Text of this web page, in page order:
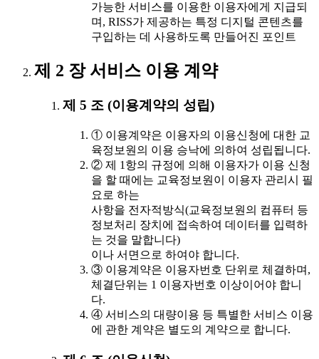
가능한 서비스를 이용한 이용자에게 지급되
며, RISS가 제공하는 특정 디지털 콘텐츠를
구입하는 데 사용하도록 만들어진 포인트
제 2 장 서비스 이용 계약
제 5 조 (이용계약의 성립)
① 이용계약은 이용자의 이용신청에 대한 교
육정보원의 이용 승낙에 의하여 성립됩니다.
② 제 1항의 규정에 의해 이용자가 이용 신청
을 할 때에는 교육정보원이 이용자 관리시 필
요로 하는
사항을 전자적방식(교육정보원의 컴퓨터 등
정보처리 장치에 접속하여 데이터를 입력하
는 것을 말합니다)
이나 서면으로 하여야 합니다.
③ 이용계약은 이용자번호 단위로 체결하며,
체결단위는 1 이용자번호 이상이어야 합니
다.
④ 서비스의 대량이용 등 특별한 서비스 이용
에 관한 계약은 별도의 계약으로 합니다.